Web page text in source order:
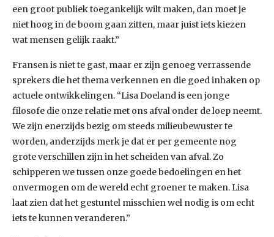
een groot publiek toegankelijk wilt maken, dan moet je
niet hoog in de boom gaan zitten, maar juist iets kiezen
wat mensen gelijk raakt.”
Fransen is niet te gast, maar er zijn genoeg verrassende
sprekers die het thema verkennen en die goed inhaken op
actuele ontwikkelingen. “Lisa Doeland is een jonge
filosofe die onze relatie met ons afval onder de loep neemt.
We zijn enerzijds bezig om steeds milieubewuster te
worden, anderzijds merk je dat er per gemeente nog
grote verschillen zijn in het scheiden van afval. Zo
schipperen we tussen onze goede bedoelingen en het
onvermogen om de wereld echt groener te maken. Lisa
laat zien dat het gestuntel misschien wel nodig is om echt
iets te kunnen veranderen.”